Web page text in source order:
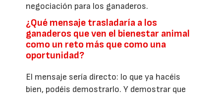
negociación para los ganaderos.
¿Qué mensaje trasladaría a los
ganaderos que ven el bienestar animal
como un reto más que como una
oportunidad?
El mensaje sería directo: lo que ya hacéis
bien, podéis demostrarlo. Y demostrar que